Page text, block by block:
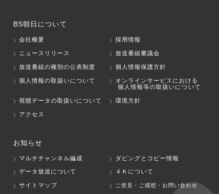
BS朝日について
会社概要
採用情報
ニュースリリース
放送番組審議会
放送番組の種別の公表制度
個人情報保護方針
個人情報の取扱いについて
オンラインサービスにおける
個人情報等の取扱いについて
視聴データの取扱いについて
環境方針
アクセス
お知らせ
マルチチャンネル編成
ダビングとコピー情報
データ放送について
４Ｋについて
サイトマップ
ご意見・ご感想・お問い合わせ